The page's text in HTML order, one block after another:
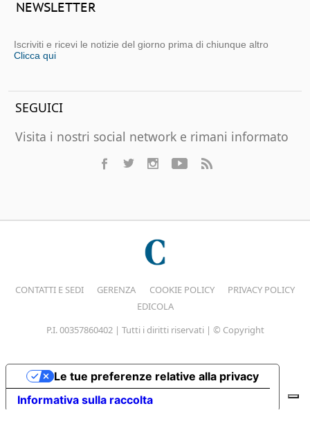
NEWSLETTER
Iscriviti e ricevi le notizie del giorno prima di chiunque altro
Clicca qui
SEGUICI
Visita i nostri social network e rimani informato
CONTATTI E SEDI GERENZA COOKIE POLICY
PRIVACY POLICY
EDICOLA
P.I. 00357860402 | Tutti i diritti riservati | © Copyright
Informativa sulla raccolta
Le tue preferenze relative alla privacy